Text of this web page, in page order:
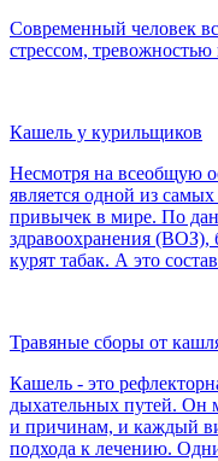
Современный человек
стрессом,
Кашель у курильщиков
Несмотря на всеобщую
является одной из
привычек в мире. По
здравоохранения (ВОЗ),
курят табак. А это
Травяные сборы от
Кашель - это
дыхательных путей. Он
и причинам, и каждый
подхода к лечению.